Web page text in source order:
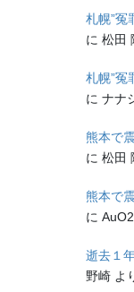
札幌”冤
に松田
札幌”冤
にナナ
熊本で
に松田
熊本で
にAuO2
逝去１
野崎 よ